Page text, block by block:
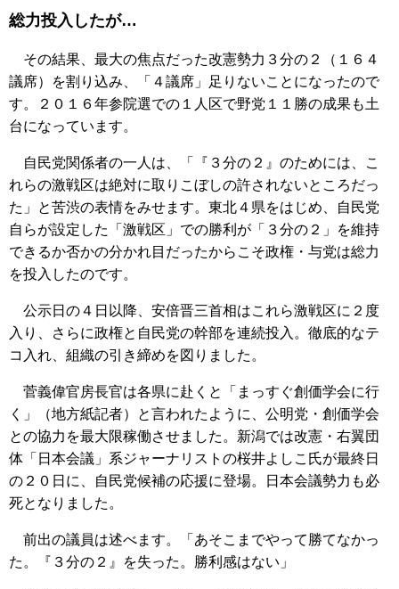
総力投入したが…
その結果、最大の焦点だった改憲勢力３分の２（１６４
議席）を割り込み、「４議席」足りないことになったので
す。２０１６年参院選での１人区で野党１１勝の成果も土
台になっています。
自民党関係者の一人は、「『３分の２』のためには、こ
れらの激戦区は絶対に取りこぼしの許されないところだっ
た」と苦渋の表情をみせます。東北４県をはじめ、自民党
自らが設定した「激戦区」での勝利が「３分の２」を維持
できるか否かの分かれ目だったからこそ政権・与党は総力
を投入したのです。
公示日の４日以降、安倍晋三首相はこれら激戦区に２度
入り、さらに政権と自民党の幹部を連続投入。徹底的なテ
コ入れ、組織の引き締めを図りました。
菅義偉官房長官は各県に赴くと「まっすぐ創価学会に行
く」（地方紙記者）と言われたように、公明党・創価学会
との協力を最大限稼働させました。新潟では改憲・右翼団
体「日本会議」系ジャーナリストの桜井よしこ氏が最終日
の２０日に、自民党候補の応援に登場。日本会議勢力も必
死となりました。
前出の議員は述べます。「あそこまでやって勝てなかっ
た。『３分の２』を失った。勝利感はない」